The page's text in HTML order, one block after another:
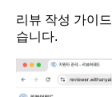
리뷰 작성 가이
습니다.